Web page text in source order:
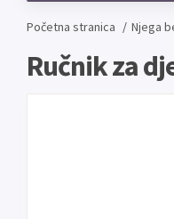
Početna stranica / Njega
Ručnik za